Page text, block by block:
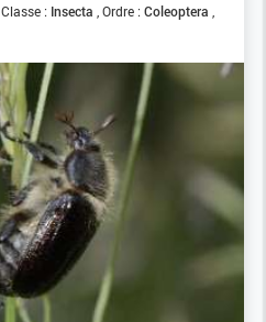
Classe : Insecta Ordre : Coleoptera